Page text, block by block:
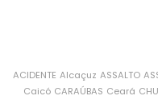
ACIDENTE Alcaçuz ASSALTO
Caicó CARAÚBAS Ceará